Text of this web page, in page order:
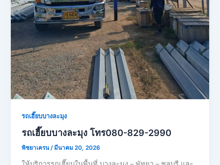
รถเฮี๊ยบบางละมุง
รถเฮี๊ยบบางละมุง โทร080-829-2990
พิชยาเครน/มีนาคม 20, 2026